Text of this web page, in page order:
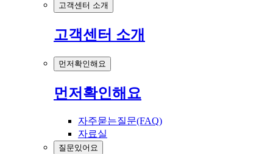
고객센터 소개
고객센터 소개
먼저확인해요
먼저확인해요
자주묻는질문(FAQ)
자료실
질문있어요